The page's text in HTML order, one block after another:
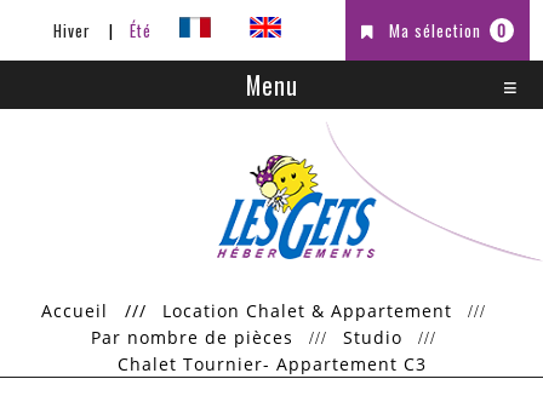
Hiver Été Ma sélection 0
Menu
Accueil ///
Location Chalet & Appartement
Par nombre de pièces
Studio
Chalet Tournier- Appartement C3